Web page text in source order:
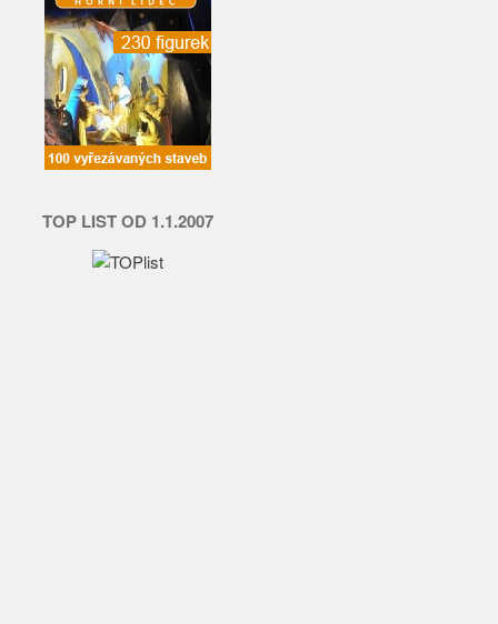
TOP LIST OD 1.1.2007